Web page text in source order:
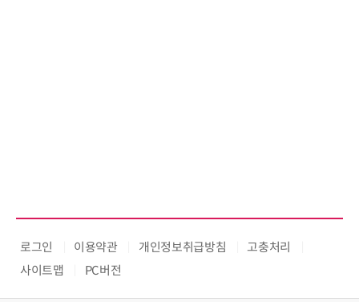
로그인 이용약관 개인정보취급방침
고충처리
사이트맵
PC버전